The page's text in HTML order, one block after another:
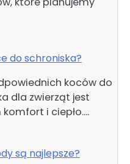
do schroniska?
koców do
dla zwierząt jest
i ciepło.…
są najlepsze?